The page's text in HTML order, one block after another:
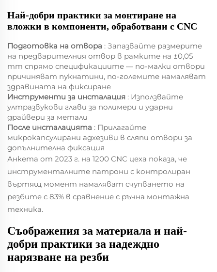
Най-добри практики за монтиране на
вложки в компоненти, обработвани с CNC
Подготовка на отвора : Запазвайте размерите
на предварителния отвор в рамките на ±0,05
mm спрямо спецификациите — по-малки отвори
причиняват пукнатини, по-големите намаляват
здравината на фиксиране
Инструменти за инсталация : Използвайте
ултразвукови глави за полимери и ударни
драйвери за метали
После инсталацията : Прилагайте
микрокапсулирани адхезиви в сляпи отвори за
допълнителна фиксация
Анкета от 2023 г. на 1200 CNC цеха показа, че
инструменталните патрони с контролиран
въртящ момент намаляват счупването на
резбите с 83% в сравнение с ръчна монтажна
техника.
Съображения за материала и най-
добри практики за надеждно
нарязване на резби